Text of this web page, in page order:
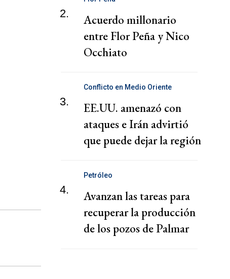
2.
Acuerdo millonario
entre Flor Peña y Nico
Occhiato
3.
Conflicto en Medio Oriente
EE.UU. amenazó con
ataques e Irán advirtió
que puede dejar la región
4.
Petróleo
Avanzan las tareas para
recuperar la producción
de los pozos de Palmar